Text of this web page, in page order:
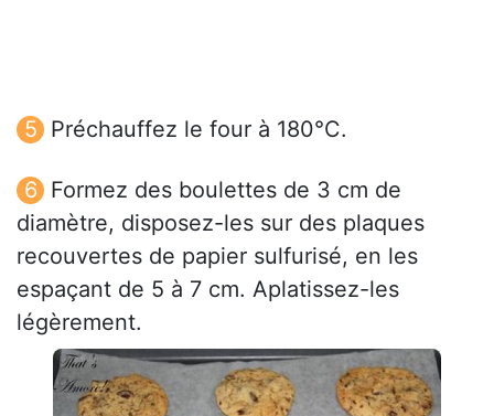
Préchauffez le four à 180°C.
Formez des boulettes de 3 cm de
diamètre, disposez-les sur des plaques
recouvertes de papier sulfurisé, en les
espaçant de 5 à 7 cm. Aplatissez-les
légèrement.